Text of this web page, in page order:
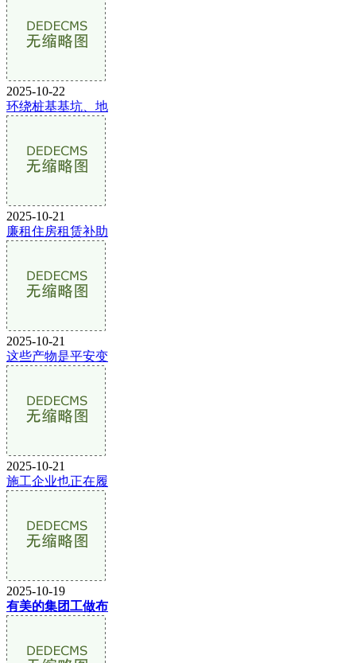
2025-10-22
环绕桩基基坑、地
2025-10-21
廉租住房租赁补助
2025-10-21
这些产物是平安变
2025-10-21
施工企业也正在履
2025-10-19
有美的集团工做布